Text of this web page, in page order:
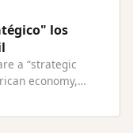
los
a “strategic
economy,
Article at